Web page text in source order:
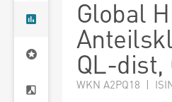
Global
QL-dist,
WKN A2PQ18 |